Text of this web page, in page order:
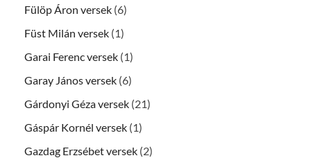
Fülöp Áron versek (6)
Füst Milán versek (1)
Garai Ferenc versek (1)
Garay János versek (6)
Gárdonyi Géza versek (21)
Gáspár Kornél versek (1)
Gazdag Erzsébet versek (2)